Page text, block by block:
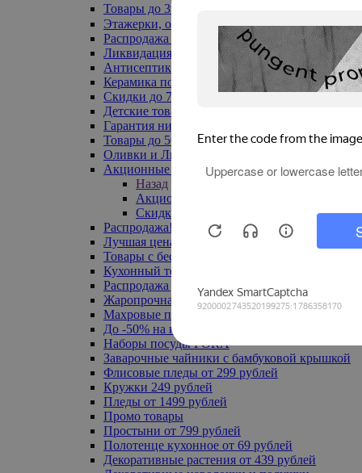
Товары до 399₽
Этажерки, обувницы
Распродажа текстиля до -50%
Ликвидация до -70%
Антисептики
Керамика по 129 руб
Скидки до 70%
Детские товары
Гарантия низкой цены
Товары до 500 руб
Оливки и Лимоны
Акционные товары
Назад
Акционные товары
Скидка 20% по промокоду
Распродажа! Ульяновск до -70%
Лучшая цена
Товары с бесплатной доставкой
Кухонный текстиль
Распродажа до -50%
Жаропрочная посуда
Махровые полотенца
До -50% на ковры
Наборы посуды FORA
Заварочные чайники с бамбуковой крышкой
Флисовые пледы от 299 рублей
Кружки 249 рублей
Пледы от 1499 рублей
Промо товары
Простыни от 799 рублей
Полотенце кухонное от 69 рублей
Декоративные растения от 439 рублей